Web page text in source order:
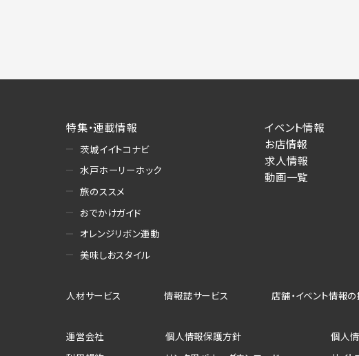
特集・連載情報
茨城イイトコナビ
水戸ホーリーホック
旅のススメ
おでかけガイド
オレンジリボン運動
美味しおスタイル
イベント情報
お店情報
求人情報
動画一覧
人材サービス 情報誌サービス 店舗・イベント情報
運営会社 個人情報保護方針
個人